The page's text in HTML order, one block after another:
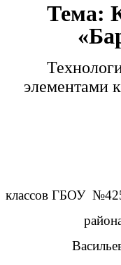
Тема:
элементами
классов ГБОУ